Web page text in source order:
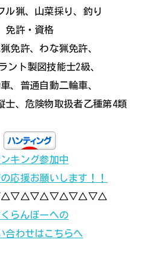
ル猟、山菜採り、釣り
免許・資格
免許、わな猟免許、
ント製図技能士2級、
、普通自動二輪車、
士、危険物取扱者乙種第4類
キング参加中
応援お願いします！！
くらんぼーへの
合わせはこちらへ